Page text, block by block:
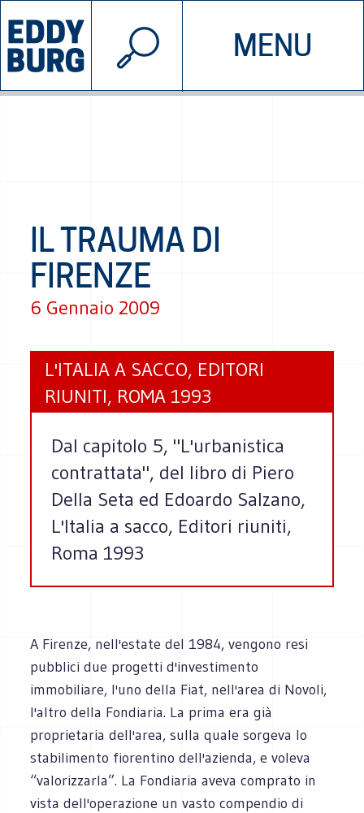
MENU
INIZIATIVE CHI SIAMO
© 2026 EDDYBURG
IL TRAUMA DI
FIRENZE
6 Gennaio 2009
L'ITALIA A SACCO, EDITORI
RIUNITI, ROMA 1993
Dal capitolo 5, "L'urbanistica
contrattata", del libro di Piero
Della Seta ed Edoardo Salzano,
L'Italia a sacco, Editori riuniti,
Roma 1993
A Firenze, nell'estate del 1984, vengono resi
pubblici due progetti d'investimento
immobiliare, l'uno della Fiat, nell'area di Novoli,
l'altro della Fondiaria. La prima era già
proprietaria dell'area, sulla quale sorgeva lo
stabilimento fiorentino dell'azienda, e voleva
“valorizzarla”. La Fondiaria aveva comprato in
vista dell'operazione un vasto compendio di